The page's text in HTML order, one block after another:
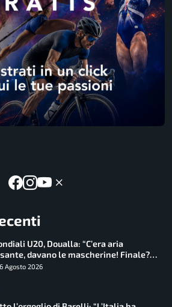
U20, Doualla: “C’era aria
davano le mascherine! Finale?
ho nulla da perdere”
6 Agosto 2026